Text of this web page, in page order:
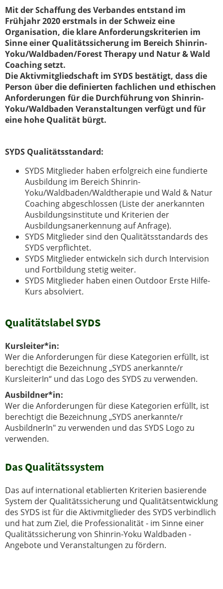
Mit der Schaffung des Verbandes entstand im
Frühjahr 2020 erstmals in der Schweiz eine
Organisation, die klare Anforderungskriterien im
Sinne einer Qualitätssicherung im Bereich Shinrin-
Yoku/Waldbaden/Forest Therapy und Natur & Wald
Coaching setzt.
Die Aktivmitgliedschaft im SYDS bestätigt, dass die
Person über die definierten fachlichen und ethischen
Anforderungen für die Durchführung von Shinrin-
Yoku/Waldbaden Veranstaltungen verfügt und für
eine hohe Qualität bürgt.
SYDS Qualitätsstandard:
SYDS Mitglieder haben erfolgreich eine fundierte
Ausbildung im Bereich Shinrin-
Yoku/Waldbaden/Waldtherapie und Wald & Natur
Coaching abgeschlossen (Liste der anerkannten
Ausbildungsinstitute und Kriterien der
Ausbildungsanerkennung auf Anfrage).
SYDS Mitglieder sind den Qualitätsstandards des
SYDS verpflichtet.
SYDS Mitglieder entwickeln sich durch Intervision
und Fortbildung stetig weiter.
SYDS Mitglieder haben einen Outdoor Erste Hilfe-
Kurs absolviert.
Qualitätslabel SYDS
Kursleiter*in:
Wer die Anforderungen für diese Kategorien erfüllt, ist
berechtigt die Bezeichnung „SYDS anerkannte/r
KursleiterIn“ und das Logo des SYDS zu verwenden.
Ausbildner*in:
Wer die Anforderungen für diese Kategorien erfüllt, ist
berechtigt die Bezeichnung „SYDS anerkannte/r
AusbildnerIn" zu verwenden und das SYDS Logo zu
verwenden.
Das Qualitätssystem
Das auf international etablierten Kriterien basierende
System der Qualitätssicherung und Qualitätsentwicklung
des SYDS ist für die Aktivmitglieder des SYDS verbindlich
und hat zum Ziel, die Professionalität - im Sinne einer
Qualitätssicherung von Shinrin-Yoku Waldbaden -
Angebote und Veranstaltungen zu fördern.